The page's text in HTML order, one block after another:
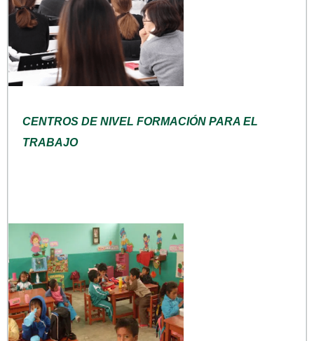
CENTROS DE NIVEL FORMACIÓN PARA EL
TRABAJO